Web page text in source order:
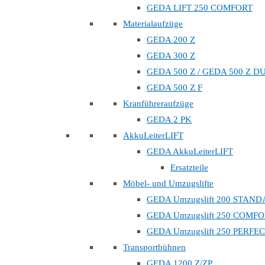
GEDA LIFT 250 COMFORT
Materialaufzüge
GEDA 200 Z
GEDA 300 Z
GEDA 500 Z / GEDA 500 Z
GEDA 500 Z F
Kranführeraufzüge
GEDA 2 PK
AkkuLeiterLIFT
GEDA AkkuLeiterLIFT
Ersatzteile
Möbel- und Umzugslifte
GEDA Umzugslift 200
GEDA Umzugslift 250
GEDA Umzugslift 250
Transportbühnen